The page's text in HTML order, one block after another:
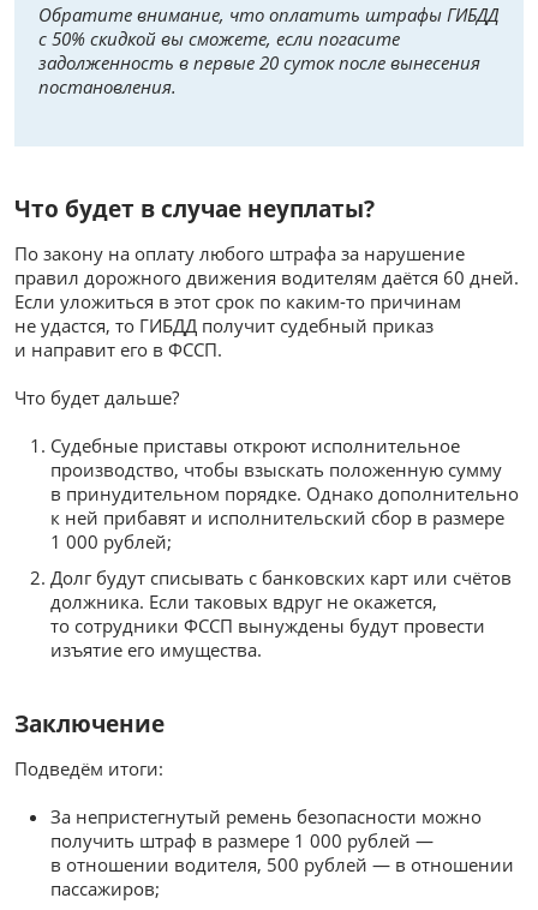
Обратите внимание, что оплатить штрафы ГИБДД
с 50% скидкой вы сможете, если погасите
задолженность в первые 20 суток после вынесения
постановления.
Что будет в случае неуплаты?
По закону на оплату любого штрафа за нарушение
правил дорожного движения водителям даётся 60 дней.
Если уложиться в этот срок по каким-то причинам
не удастся, то ГИБДД получит судебный приказ
и направит его в ФССП.
Что будет дальше?
Судебные приставы откроют исполнительное
производство, чтобы взыскать положенную сумму
в принудительном порядке. Однако дополнительно
к ней прибавят и исполнительский сбор в размере
1 000 рублей;
Долг будут списывать с банковских карт или счётов
должника. Если таковых вдруг не окажется,
то сотрудники ФССП вынуждены будут провести
изъятие его имущества.
Заключение
Подведём итоги:
За непристегнутый ремень безопасности можно
получить штраф в размере 1 000 рублей —
в отношении водителя, 500 рублей — в отношении
пассажиров;